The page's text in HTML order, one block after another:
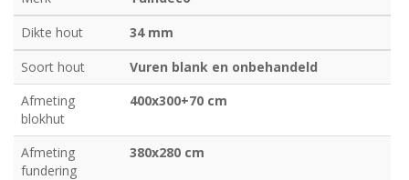
Dikte hout
34 mm
Soort hout
Vuren blank en onbehandeld
Afmeting
blokhut
400x300+70 cm
Afmeting
fundering
380x280 cm